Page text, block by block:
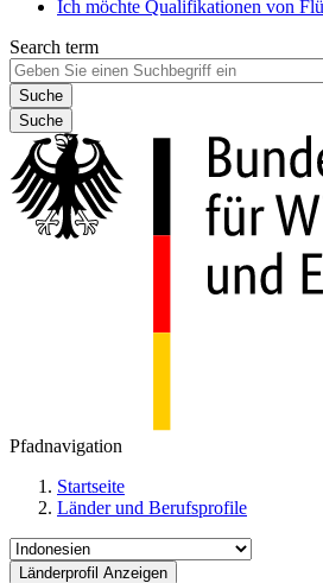
Ich möchte Qualifikationen von
Search term
Suche
Pfadnavigation
Startseite
Länder und Berufsprofile